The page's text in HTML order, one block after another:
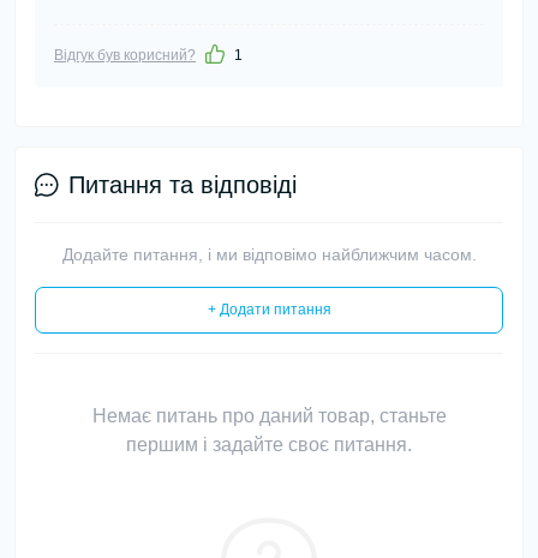
Відгук був корисний? 1
Питання та відповіді
Додайте питання, і ми відповімо найближчим часом.
+ Додати питання
Немає питань про даний товар, станьте
першим і задайте своє питання.